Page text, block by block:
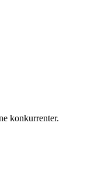
konkurrenter.